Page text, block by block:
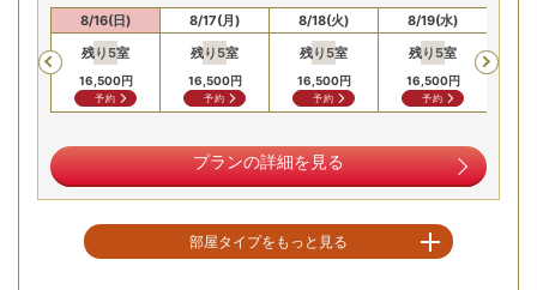
大浴場の床は肌触りの良い畳敷き。滑りにくく、お子様から
お年寄りまで安心して入浴できます。「薬師の湯」と呼ばれ
る名湯をご堪能ください。
Previous
8/16(日)
残り 5室
16,500円
予約
8/17(月)
残り 5室
16,500円
予約
8/18(火)
残り 5室
16,500円
予約
8/19(水)
残り 5室
16,500円
予約
プランの詳細を見る
部屋タイプをもっと見る